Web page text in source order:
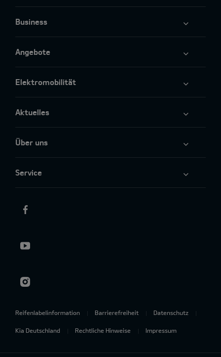
Business
Angebote
Elektromobilität
Aktuelles
Über uns
Service
Reifenlabelinformation Barrierefreiheit Datenschutz
Kia Deutschland Rechtliche Hinweise Impressum